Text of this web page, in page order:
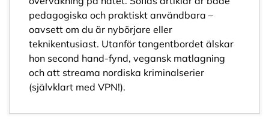
pedagogiska och praktiskt användbara –
oavsett om du är nybörjare eller
teknikentusiast. Utanför tangentbordet älskar
hon second hand-fynd, vegansk matlagning
och att streama nordiska kriminalserier
(självklart med VPN!).